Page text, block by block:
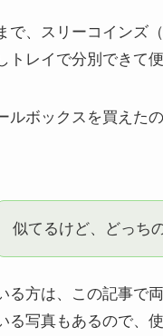
で、スリーコインズ
トレイで分別できて便
ルボックスを買えた
似てるけど、どっち
る方は、この記事で
る写真もあるので、